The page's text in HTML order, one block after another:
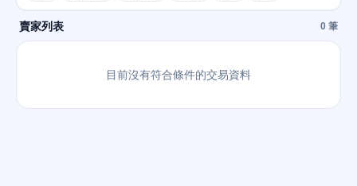
賣家列表 0 筆
目前沒有符合條件的交易資料